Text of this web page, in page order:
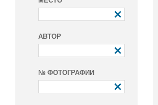
АВТОР
№ ФОТОГРАФИИ